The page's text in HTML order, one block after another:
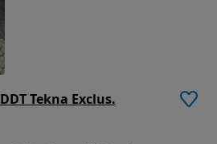
Tekna Exclus.